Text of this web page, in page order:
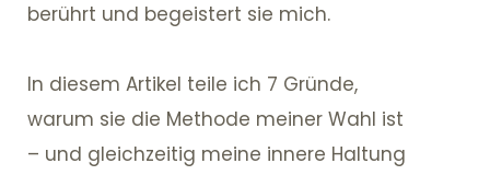
berührt und begeistert sie mich.
In diesem Artikel teile ich 7 Gründe,
warum sie die Methode meiner Wahl ist
– und gleichzeitig meine innere Haltung